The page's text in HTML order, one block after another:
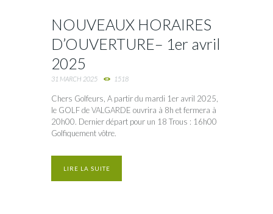
NOUVEAUX HORAIRES
D’OUVERTURE– 1er avril
2025
31 MARCH 2025 1518
Chers Golfeurs, A partir du mardi 1er avril 2025,
le GOLF de VALGARDE ouvrira à 8h et fermera à
20h00. Dernier départ pour un 18 Trous : 16h00
Golfiquement vôtre.
LIRE LA SUITE